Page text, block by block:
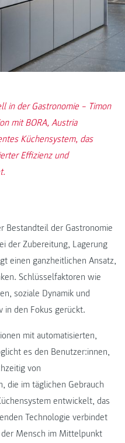
in der Gastronomie – Timon
mit BORA, Austria
Küchensystem, das
Effizienz und
Bestandteil der Gastronomie
der Zubereitung, Lagerung
einen ganzheitlichen Ansatz,
Schlüsselfaktoren wie
soziale Dynamik und
in den Fokus gerückt.
mit automatisierten,
es den Benutzer:innen,
von
die im täglichen Gebrauch
entwickelt, das
Technologie verbindet
Mensch im Mittelpunkt